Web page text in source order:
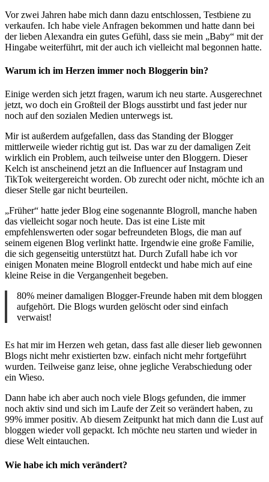
Vor zwei Jahren habe mich dann dazu entschlossen, Testbiene zu
verkaufen. Ich habe viele Anfragen bekommen und hatte dann bei
der lieben Alexandra ein gutes Gefühl, dass sie mein „Baby“ mit der
Hingabe weiterführt, mit der auch ich vielleicht mal begonnen hatte.
Warum ich im Herzen immer noch Bloggerin bin?
Einige werden sich jetzt fragen, warum ich neu starte. Ausgerechnet
jetzt, wo doch ein Großteil der Blogs ausstirbt und fast jeder nur
noch auf den sozialen Medien unterwegs ist.
Mir ist außerdem aufgefallen, dass das Standing der Blogger
mittlerweile wieder richtig gut ist. Das war zu der damaligen Zeit
wirklich ein Problem, auch teilweise unter den Bloggern. Dieser
Kelch ist anscheinend jetzt an die Influencer auf Instagram und
TikTok weitergereicht worden. Ob zurecht oder nicht, möchte ich an
dieser Stelle gar nicht beurteilen.
„Früher“ hatte jeder Blog eine sogenannte Blogroll, manche haben
das vielleicht sogar noch heute. Das ist eine Liste mit
empfehlenswerten oder sogar befreundeten Blogs, die man auf
seinem eigenen Blog verlinkt hatte. Irgendwie eine große Familie,
die sich gegenseitig unterstützt hat. Durch Zufall habe ich vor
einigen Monaten meine Blogroll entdeckt und habe mich auf eine
kleine Reise in die Vergangenheit begeben.
80% meiner damaligen Blogger-Freunde haben mit dem bloggen
aufgehört. Die Blogs wurden gelöscht oder sind einfach
verwaist!
Es hat mir im Herzen weh getan, dass fast alle dieser lieb gewonnen
Blogs nicht mehr existierten bzw. einfach nicht mehr fortgeführt
wurden. Teilweise ganz leise, ohne jegliche Verabschiedung oder
ein Wieso.
Dann habe ich aber auch noch viele Blogs gefunden, die immer
noch aktiv sind und sich im Laufe der Zeit so verändert haben, zu
99% immer positiv. Ab diesem Zeitpunkt hat mich dann die Lust auf
bloggen wieder voll gepackt. Ich möchte neu starten und wieder in
diese Welt eintauchen.
Wie habe ich mich verändert?